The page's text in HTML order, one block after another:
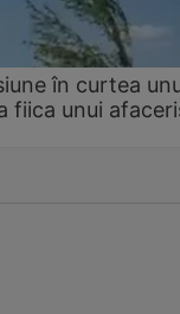
în curtea
fiica unui